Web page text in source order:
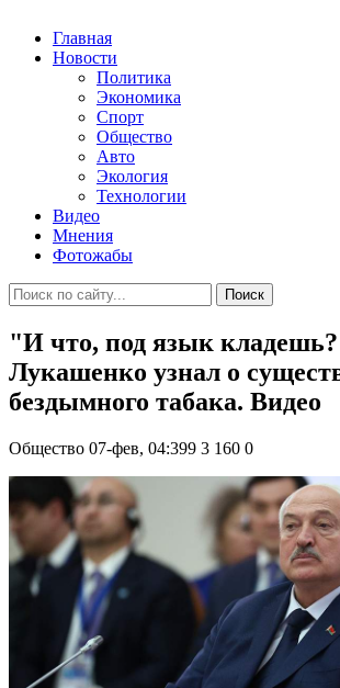
Главная
Новости
Политика
Экономика
Спорт
Общество
Авто
Экология
Технологии
Видео
Мнения
Фотожабы
Поиск
"И что, под язык
Лукашенко узнал о
бездымного табака. Видео
Общество 07-фев, 04:399 3 160 0